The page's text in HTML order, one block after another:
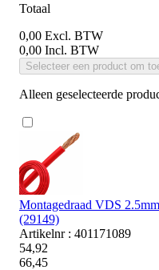
Totaal
0,00 Excl. BTW
0,00 Incl. BTW
Selecteer een product om
Alleen geselecteerde
Montagedraad VDS
(29149)
Artikelnr : 401171089
54,92
66,45